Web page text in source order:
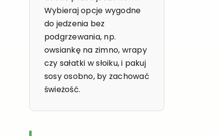
Wybieraj opcje wygodne
do jedzenia bez
podgrzewania, np.
owsiankę na zimno, wrapy
czy sałatki w słoiku, i pakuj
sosy osobno, by zachować
świeżość.